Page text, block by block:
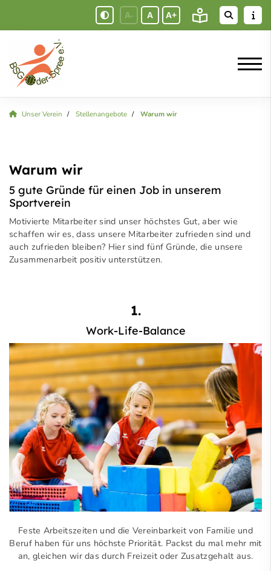
A- A A+
Unser Verein Stellenangebote Warum wir
Warum wir
5 gute Gründe für einen Job in unserem
Sportverein
Motivierte Mitarbeiter sind unser höchstes Gut, aber wie
schaf­fen wir es, dass un­se­re Mit­ar­bei­ter zu­frie­den sind und
auch zu­frie­den blei­ben? Hier sind fünf Gründe, die unsere
Zusammenarbeit positiv unterstützen.
1.
Work-Life-Balance
Feste Arbeits­zeiten und die Ver­ein­bar­keit von Fami­lie und
Beruf haben für uns höchste Prio­rität. Packst du mal mehr mit
an, gleichen wir das durch Frei­zeit oder Zusatz­gehalt aus.